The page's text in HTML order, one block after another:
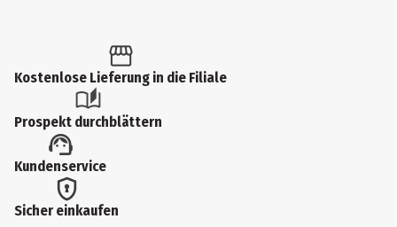
Kostenlose Lieferung in die Filiale
Prospekt durchblättern
Kundenservice
Sicher einkaufen